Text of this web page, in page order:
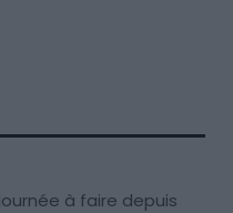
à faire depuis